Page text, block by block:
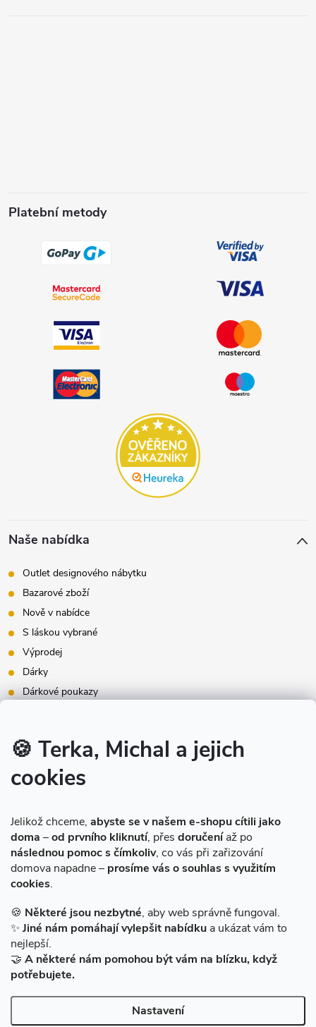
🍪 Terka, Michal a jejich
cookies
Jelikož chceme, abyste se v našem e-shopu cítili jako
doma –od prvního kliknutí, přes doručeníaž po
následnou pomoc s čímkoliv, co vás při zařizování
domova napadne – prosíme vás o souhlas s využitím
cookies.
🍪 Některé jsou nezbytné, aby web správně fungoval.
✨ Jiné nám pomáhají vylepšit nabídku a ukázat vám to
nejlepší.
🤝 A některé nám pomohou být vám na blízku, když
potřebujete.
Nastavení
Platební metody
Naše nabídka
Outlet designového nábytku
Bazarové zboží
Nově v nabídce
S láskou vybrané
Výprodej
Dárky
Dárkové poukazy
Instagram
Facebook